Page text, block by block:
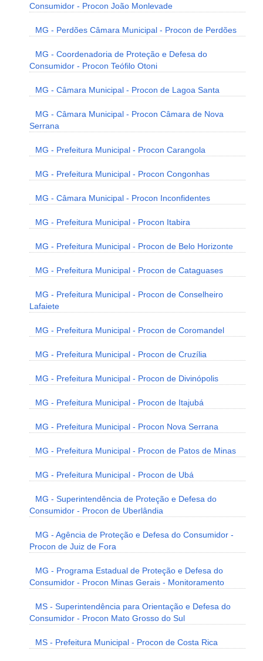
Consumidor - Procon João Monlevade
MG - Perdões Câmara Municipal - Procon de Perdões
MG - Coordenadoria de Proteção e Defesa do
Consumidor - Procon Teófilo Otoni
MG - Câmara Municipal - Procon de Lagoa Santa
MG - Câmara Municipal - Procon Câmara de Nova
Serrana
MG - Prefeitura Municipal - Procon Carangola
MG - Prefeitura Municipal - Procon Congonhas
MG - Câmara Municipal - Procon Inconfidentes
MG - Prefeitura Municipal - Procon Itabira
MG - Prefeitura Municipal - Procon de Belo Horizonte
MG - Prefeitura Municipal - Procon de Cataguases
MG - Prefeitura Municipal - Procon de Conselheiro
Lafaiete
MG - Prefeitura Municipal - Procon de Coromandel
MG - Prefeitura Municipal - Procon de Cruzília
MG - Prefeitura Municipal - Procon de Divinópolis
MG - Prefeitura Municipal - Procon de Itajubá
MG - Prefeitura Municipal - Procon Nova Serrana
MG - Prefeitura Municipal - Procon de Patos de Minas
MG - Prefeitura Municipal - Procon de Ubá
MG - Superintendência de Proteção e Defesa do
Consumidor - Procon de Uberlândia
MG - Agência de Proteção e Defesa do Consumidor -
Procon de Juiz de Fora
MG - Programa Estadual de Proteção e Defesa do
Consumidor - Procon Minas Gerais - Monitoramento
MS - Superintendência para Orientação e Defesa do
Consumidor - Procon Mato Grosso do Sul
MS - Prefeitura Municipal - Procon de Costa Rica